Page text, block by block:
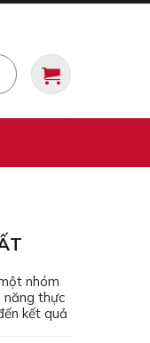
nhóm
năng thực
kết quả